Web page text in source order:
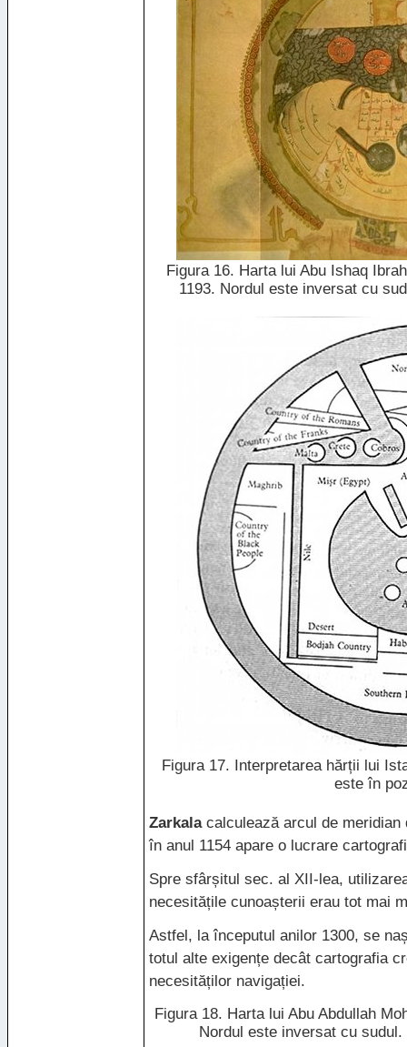
Figura 16. Harta lui Abu Ishaq
1193. Nordul este inversat cu
Figura 17. Interpretarea hărții lui
este în
Zarkalacalculează arcul de meridian
în anul 1154 apare o lucrare
Spre sfârșitul sec. al XII -lea,
necesitățile cunoașterii erau tot mai
Astfel, la începutul anilor 1300, se
totul alte exigențe decât cartografia
necesităților navigației.
Figura 18. Harta lui Abu Abdullah
Nordul este inversat cu